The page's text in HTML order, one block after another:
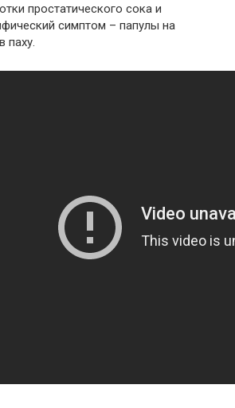
простатического сока и
симптом – папулы на
паху.